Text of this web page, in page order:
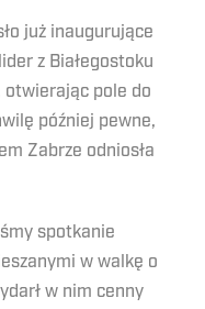
już inaugurujące
z Białegostoku
otwierając pole do
później pewne,
Zabrze odniosła
spotkanie
w walkę o
w nim cenny